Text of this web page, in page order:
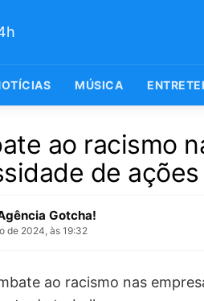
MÚSICA
ao racismo
de
Gotcha!
de 2024, às 19:32